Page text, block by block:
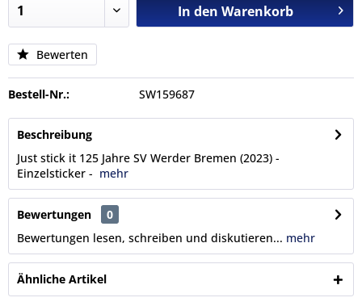
In den Warenkorb
Bewerten
Bestell-Nr.: SW159687
Beschreibung
Just stick it 125 Jahre SV Werder Bremen (2023) -
Einzelsticker - mehr
Bewertungen
0
Bewertungen lesen, schreiben und diskutieren... mehr
Ähnliche Artikel